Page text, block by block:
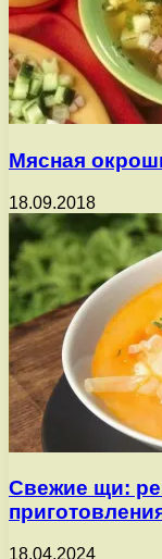
Мясная
18.09.2018
Свежие щи:
18.04.2024